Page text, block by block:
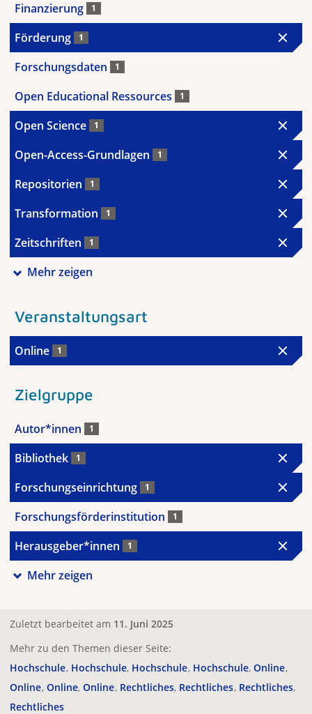
Finanzierung 1
Förderung 1
Forschungsdaten 1
Open Educational Ressources 1
Open Science 1
Open-Access-Grundlagen 1
Repositorien 1
Transformation 1
Zeitschriften 1
Mehr zeigen
Veranstaltungsart
Online 1
Zielgruppe
Autor*innen 1
Bibliothek 1
Forschungseinrichtung 1
Forschungsförderinstitution 1
Herausgeber*innen 1
Mehr zeigen
Zuletzt bearbeitet am 11. Juni 2025
Mehr zu den Themen dieser Seite:
Hochschule Hochschule Hochschule Hochschule Online
Online Online Online Rechtliches Rechtliches Rechtliches
Rechtliches